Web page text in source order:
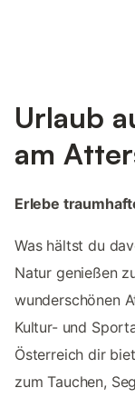
Urlaub
am
Erlebe
Was hältst du
Natur genießen
wunderschönen
Kultur- und
Österreich dir
zum Tauchen,